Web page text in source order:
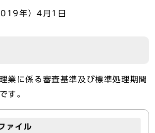
年）4月1日
業に係る審査基準及び標準処理期間
す。
ァイル